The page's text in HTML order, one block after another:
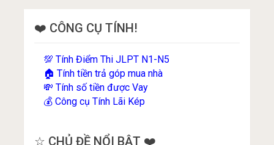
❤️ CÔNG CỤ TÍNH!
💯Tính Điểm Thi JLPT N1-N5
🏠Tính tiền trả góp mua nhà
💸Tính số tiền được Vay
💰Công cụ Tính Lãi Kép
☆ CHỦ ĐỀ NỔI BẬT ❤️